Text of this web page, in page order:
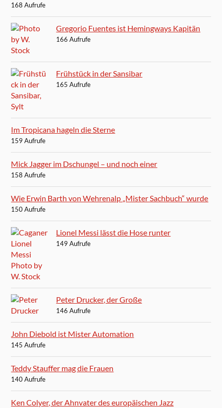
168 Aufrufe
Gregorio Fuentes ist Hemingways Kapitän
166 Aufrufe
Frühstück in der Sansibar
165 Aufrufe
Im Tropicana hageln die Sterne
159 Aufrufe
Mick Jagger im Dschungel – und noch einer
158 Aufrufe
Wie Erwin Barth von Wehrenalp „Mister Sachbuch“ wurde
150 Aufrufe
Lionel Messi lässt die Hose runter
149 Aufrufe
Peter Drucker, der Große
146 Aufrufe
John Diebold ist Mister Automation
145 Aufrufe
Teddy Stauffer mag die Frauen
140 Aufrufe
Ken Colyer, der Ahnvater des europäischen Jazz